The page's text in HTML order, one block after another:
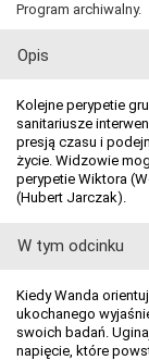
Program archiwalny.
Opis
Kolejne perypetie
sanitariusze
presją czasu i
życie. Widzowie
perypetie Wiktora
(Hubert Jarczak).
W tym odcinku
Kiedy Wanda
ukochanego
swoich badań.
napięcie, które